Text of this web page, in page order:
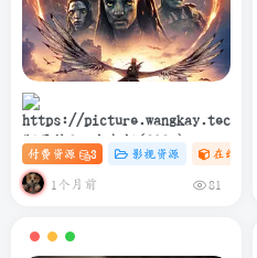
阿凡达3：火与烬(2025)
4K+1080P 中英双字 夸克&度盘
&迅雷下载
付费资源 3 影视资源 在线观看
1个月前 81